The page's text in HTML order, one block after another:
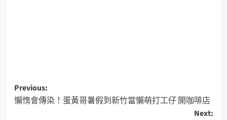
Previous:
懶惰會傳染！蛋黃哥暑假到新竹當懶萌打工仔 開咖啡店
Next: